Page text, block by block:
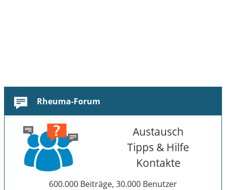
Rheuma-Forum
Austausch
Tipps & Hilfe
Kontakte
600.000 Beiträge, 30.000 Benutzer